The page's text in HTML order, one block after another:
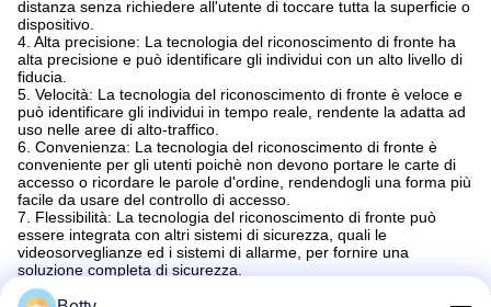
distanza senza richiedere all'utente di toccare tutta la superficie o
dispositivo.
4. Alta precisione: La tecnologia del riconoscimento di fronte ha
alta precisione e può identificare gli individui con un alto livello di
fiducia.
5. Velocità: La tecnologia del riconoscimento di fronte è veloce e
può identificare gli individui in tempo reale, rendente la adatta ad
uso nelle aree di alto-traffico.
6. Convenienza: La tecnologia del riconoscimento di fronte è
conveniente per gli utenti poichè non devono portare le carte di
accesso o ricordare le parole d'ordine, rendendogli una forma più
facile da usare del controllo di accesso.
7. Flessibilità: La tecnologia del riconoscimento di fronte può
essere integrata con altri sistemi di sicurezza, quali le
videosorveglianze ed i sistemi di allarme, per fornire una
soluzione completa di sicurezza.
8. Sicurezza: La tecnologia del riconoscimento di fronte fornisce